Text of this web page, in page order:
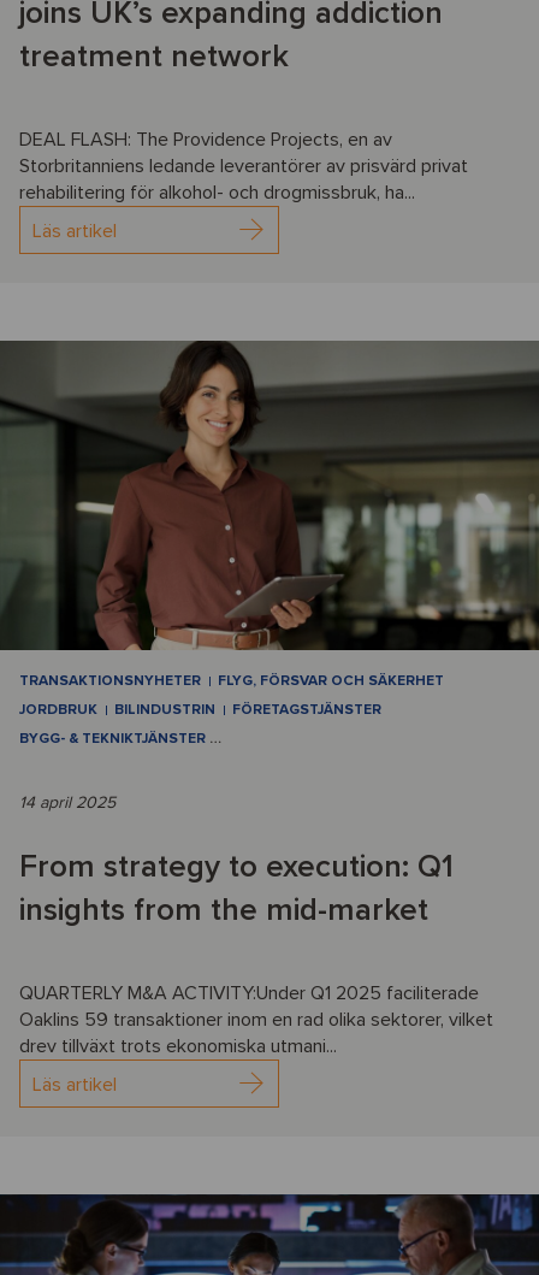
joins UK’s expanding addiction
treatment network
DEAL FLASH: The Providence Projects, en av
Storbritanniens ledande leverantörer av prisvärd privat
rehabilitering för alkohol- och drogmissbruk, ha...
Läs artikel
TRANSAKTIONSNYHETER
FLYG, FÖRSVAR OCH SÄKERHET
JORDBRUK
BILINDUSTRIN
FÖRETAGSTJÄNSTER
BYGG- & TEKNIKTJÄNSTER …
14 april 2025
From strategy to execution: Q1
insights from the mid-market
QUARTERLY M&A ACTIVITY:Under Q1 2025 faciliterade
Oaklins 59 transaktioner inom en rad olika sektorer, vilket
drev tillväxt trots ekonomiska utmani...
Läs artikel